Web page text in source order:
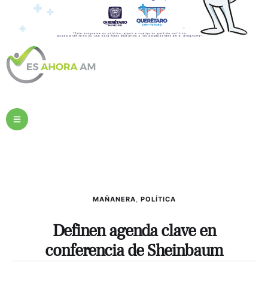
MAÑANERA, POLÍTICA
Definen agenda clave en
conferencia de Sheinbaum